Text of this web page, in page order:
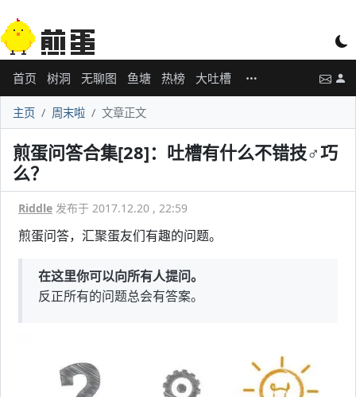
首页 树洞 无聊图 鱼塘 热榜 大吐槽
主页 周末啦 文章正文
煎蛋问答合集[28]：吐槽有什么不错技♂巧
么？
Riddle 发布于 2017.12.20 , 22:59
煎蛋问答，汇聚蛋友们有趣的问题。
在这里你可以向所有人提问。
反正所有的问题总会有答案。